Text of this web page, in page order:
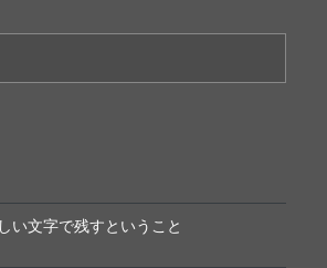
い文字で残すということ